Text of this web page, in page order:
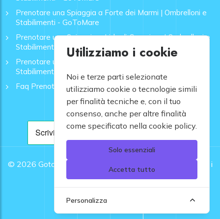
Prenotare una Spiaggia a Forte dei Marmi | Ombrelloni e
Stabilimenti - GoToMare
Prenotare una Spiaggia a Lido di Camaiore | Ombrelloni e
Stabilimenti - GoToMare
Prenotare una Spiaggia a Rapallo | Ombrelloni e
Stabilimenti - GoToMare
Faq Prenotazione Spiagge
© 2026 Gotomare srl - Partita IVA 12948810960 .
Tutti i
diritti riservati.
Utilizziamo i cookie
Noi e terze parti selezionate
utilizziamo cookie o tecnologie simili
per finalità tecniche e, con il tuo
consenso, anche per altre finalità
come specificato nella cookie policy.
Solo essenziali
Accetta tutto
Personalizza